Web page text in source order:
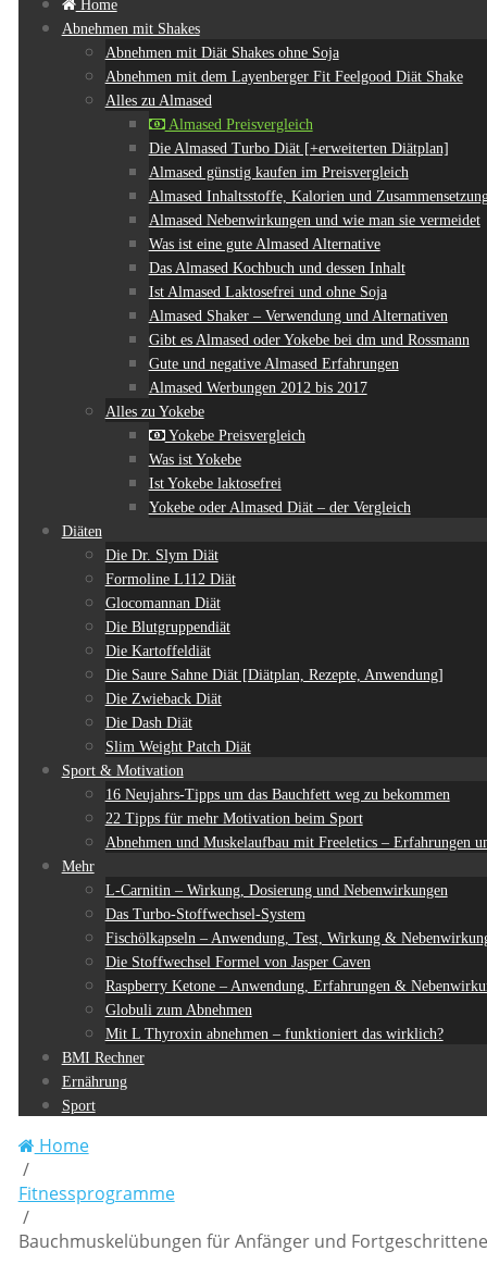
Home
Abnehmen mit Shakes
Abnehmen mit Diät Shakes ohne Soja
Abnehmen mit dem Layenberger Fit Feelgood Diät Shake
Alles zu Almased
Almased Preisvergleich
Die Almased Turbo Diät [+erweiterten Diätplan]
Almased günstig kaufen im Preisvergleich
Almased Inhaltsstoffe, Kalorien und
Almased Nebenwirkungen und wie man sie vermeidet
Was ist eine gute Almased Alternative
Das Almased Kochbuch und dessen Inhalt
Ist Almased Laktosefrei und ohne Soja
Almased Shaker – Verwendung und Alternativen
Gibt es Almased oder Yokebe bei dm und Rossmann
Gute und negative Almased Erfahrungen
Almased Werbungen 2012 bis 2017
Alles zu Yokebe
Yokebe Preisvergleich
Was ist Yokebe
Ist Yokebe laktosefrei
Yokebe oder Almased Diät – der Vergleich
Diäten
Die Dr. Slym Diät
Formoline L112 Diät
Glocomannan Diät
Die Blutgruppendiät
Die Kartoffeldiät
Die Saure Sahne Diät [Diätplan, Rezepte, Anwendung]
Die Zwieback Diät
Die Dash Diät
Slim Weight Patch Diät
Sport & Motivation
16 Neujahrs-Tipps um das Bauchfett weg zu bekommen
22 Tipps für mehr Motivation beim Sport
Abnehmen und Muskelaufbau mit Freeletics – Erfahrungen
Mehr
L-Carnitin – Wirkung, Dosierung und Nebenwirkungen
Das Turbo-Stoffwechsel-System
Fischölkapseln – Anwendung, Test, Wirkung &
Die Stoffwechsel Formel von Jasper Caven
Raspberry Ketone – Anwendung, Erfahrungen &
Globuli zum Abnehmen
Mit L Thyroxin abnehmen – funktioniert das wirklich?
BMI Rechner
Ernährung
Sport
Home
/
Fitnessprogramme
/
Bauchmuskelübungen für Anfänger und Fortgeschrittene